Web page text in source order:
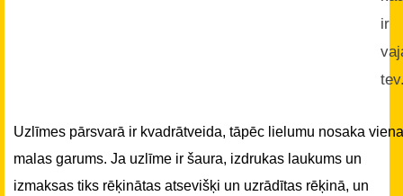
ir
Uzlīmes pārsvarā ir kvadrātveida, tāpēc lielumu nosaka
malas garums. Ja uzlīme ir šaura, izdrukas laukums un
izmaksas tiks rēķinātas atsevišķi un uzrādītas rēķinā, un